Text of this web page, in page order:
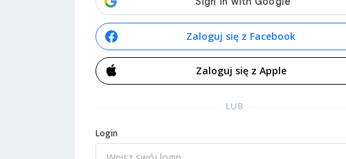
Zaloguj się z Facebook
Zaloguj się z Apple
LUB
Login